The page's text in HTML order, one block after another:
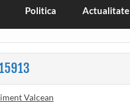
Politica Actualitate
Valcean